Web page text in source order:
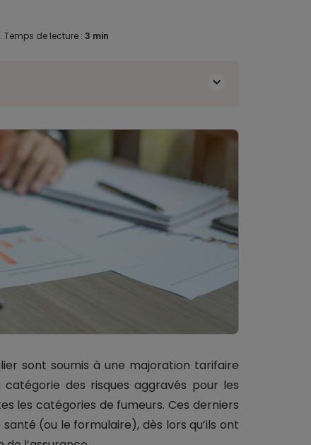
. Temps de lecture : 3 min
sont soumis à une majoration tarifaire
des risques aggravés pour les
les catégories de fumeurs. Ces derniers
(ou le formulaire), dès lors qu’ils ont